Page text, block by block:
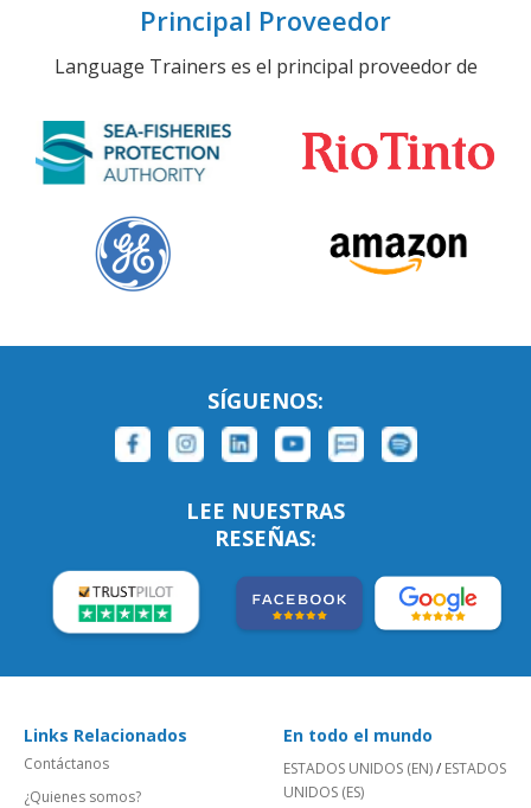
Principal Proveedor
Language Trainers es el principal proveedor de
SÍGUENOS:
LEE NUESTRAS
RESEÑAS:
Links Relacionados
Contáctanos
¿Quienes somos?
En todo el mundo
ESTADOS UNIDOS (EN)/ ESTADOS
UNIDOS (ES)